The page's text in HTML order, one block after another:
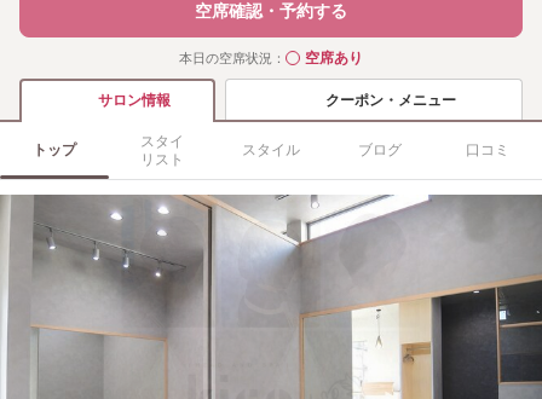
空席確認・予約する
本日の空席状況： ◯空席あり
サロン情報 クーポン・メニュー
トップ
スタイ
リスト
スタイル ブログ 口コミ